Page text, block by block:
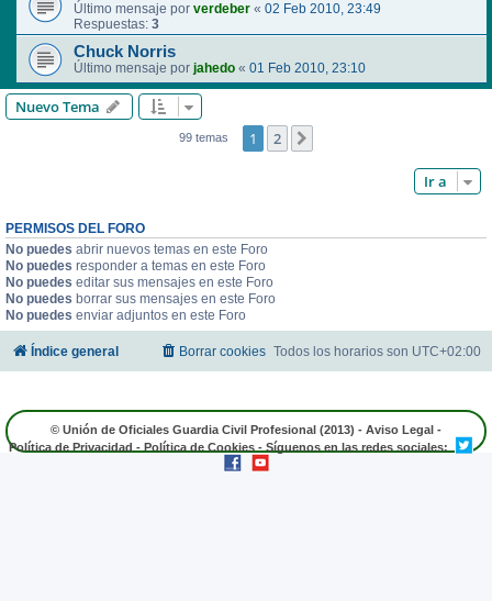
Último mensaje por verdeber « 02 Feb 2010, 23:49
Respuestas: 3
Chuck Norris
Último mensaje por jahedo « 01 Feb 2010, 23:10
Nuevo Tema
99 temas 1 2
Ir a
PERMISOS DEL FORO
No puedes abrir nuevos temas en este Foro
No puedes responder a temas en este Foro
No puedes editar sus mensajes en este Foro
No puedes borrar sus mensajes en este Foro
No puedes enviar adjuntos en este Foro
Índice general Todos los horarios son UTC+02:00
Borrar cookies
© Unión de Oficiales Guardia Civil Profesional (2013) - Aviso Legal -
Política de Privacidad - Política de Cookies - Síguenos en las redes sociales: